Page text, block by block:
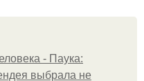
- Паука:
выбрала не